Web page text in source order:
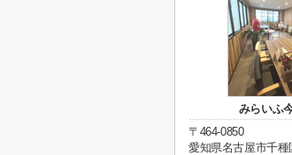
みらいふ
〒464-0850
愛知県名古屋市千